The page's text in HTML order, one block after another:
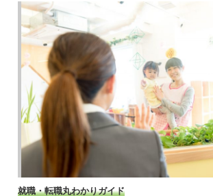
就職・転職丸わかりガイド